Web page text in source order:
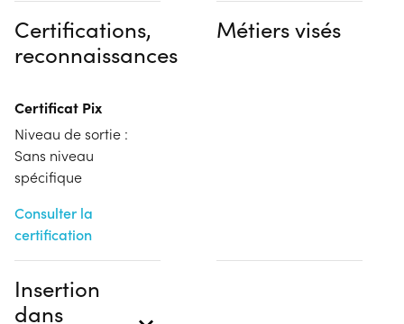
Certifications,
reconnaissances
Certificat Pix
Niveau de sortie :
Sans niveau
spécifique
Consulter la
certification
Métiers visés
Insertion
dans